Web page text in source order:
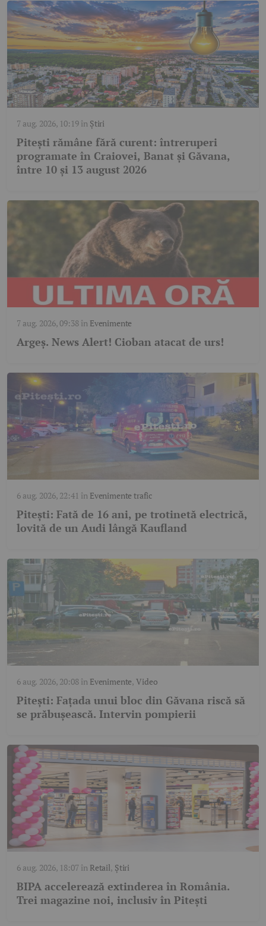
7 aug. 2026, 10:19în Știri
Pitești rămâne fără curent: întreruperi
programate în Craiovei, Banat și Găvana,
între 10 și 13 august 2026
7 aug. 2026, 09:38în Evenimente
Argeş. News Alert! Cioban atacat de urs!
6 aug. 2026, 22:41 în Evenimente trafic
Pitești: Fată de 16 ani, pe trotinetă electrică,
lovită de un Audi lângă Kaufland
6 aug. 2026, 20:08în Evenimente,Video
Pitești: Fațada unui bloc din Găvana riscă să
se prăbușească. Intervin pompierii
6 aug. 2026, 18:07în Retail, Știri
BIPA accelerează extinderea în România.
Trei magazine noi, inclusiv în Pitești